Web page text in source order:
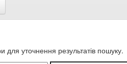
для уточнення результатів пошуку.